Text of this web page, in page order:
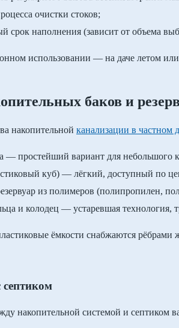
очистки стоков;
срок наполнения (зависит от объема
использовании — на даче летом
баков и
накопительной канализации в частном
— простейший вариант для небольшого
куб) — лёгкий, доступный по
из полимеров (полипропилен,
и колодец — устаревшая технология,
ёмкости снабжаются рёбрами
септиком
накопительной системой и септиком